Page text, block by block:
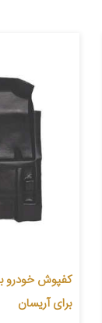
برای آریسان